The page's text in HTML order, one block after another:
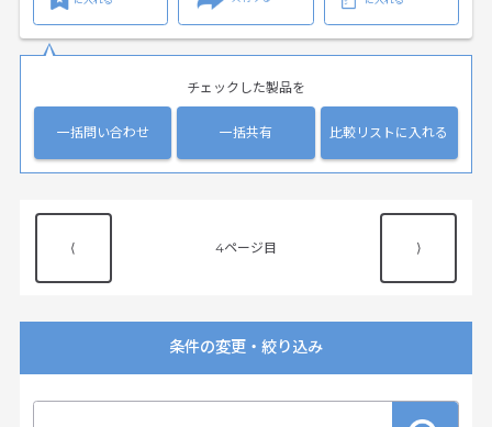
チェックした製品を
一括問い合わせ 一括共有 比較リストに入れる
⟨ 4 ⟩
条件の変更・絞り込み